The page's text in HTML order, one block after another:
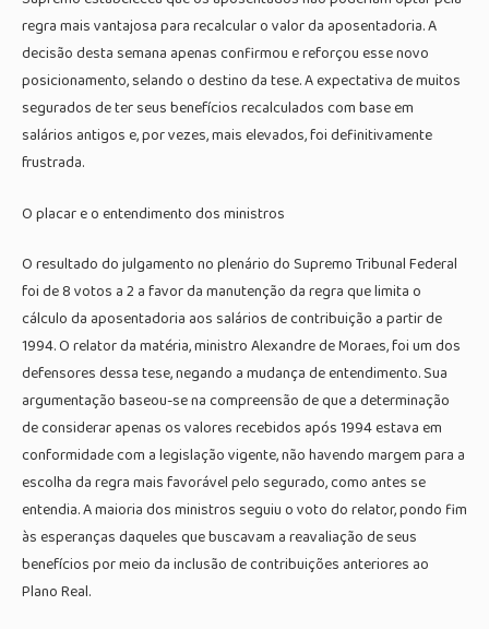
regra mais vantajosa para recalcular o valor da aposentadoria. A
decisão desta semana apenas confirmou e reforçou esse novo
posicionamento, selando o destino da tese. A expectativa de muitos
segurados de ter seus benefícios recalculados com base em
salários antigos e, por vezes, mais elevados, foi definitivamente
frustrada.
O placar e o entendimento dos ministros
O resultado do julgamento no plenário do Supremo Tribunal Federal
foi de 8 votos a 2 a favor da manutenção da regra que limita o
cálculo da aposentadoria aos salários de contribuição a partir de
1994. O relator da matéria, ministro Alexandre de Moraes, foi um dos
defensores dessa tese, negando a mudança de entendimento. Sua
argumentação baseou-se na compreensão de que a determinação
de considerar apenas os valores recebidos após 1994 estava em
conformidade com a legislação vigente, não havendo margem para a
escolha da regra mais favorável pelo segurado, como antes se
entendia. A maioria dos ministros seguiu o voto do relator, pondo fim
às esperanças daqueles que buscavam a reavaliação de seus
benefícios por meio da inclusão de contribuições anteriores ao
Plano Real.